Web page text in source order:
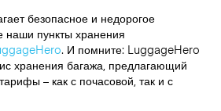
безопасное и недорогое
наши пункты хранения
. И помните: LuggageHero
хранения багажа, предлагающий
– как с почасовой, так и с